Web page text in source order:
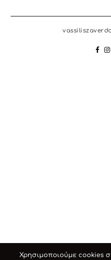
Χρησιμοποιούμε cookies